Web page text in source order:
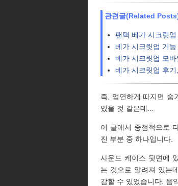
관련글(Related
팬택 베가 시크릿
베가 시크릿업 기
베가 시크릿업 모
베가 시크릿업 후
즉, 엄연하게 따지면 숨
있을 것 같은데...
이 글에서 중점적으로
진 부분 중 하나입니다.
사운드 케이스 뒷면에
는 것으로 알려져 있는
감할 수 있었습니다. 음